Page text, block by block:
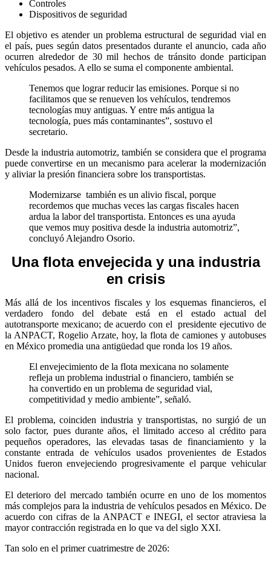
Controles
Dispositivos de seguridad
El objetivo es atender un problema estructural de seguridad vial en
el país, pues según datos presentados durante el anuncio, cada año
ocurren alrededor de 30 mil hechos de tránsito donde participan
vehículos pesados. A ello se suma el componente ambiental.
Tenemos que lograr reducir las emisiones. Porque si no
facilitamos que se renueven los vehículos, tendremos
tecnologías muy antiguas. Y entre más antigua la
tecnología, pues más contaminantes”, sostuvo el
secretario.
Desde la industria automotriz, también se considera que el programa
puede convertirse en un mecanismo para acelerar la modernización
y aliviar la presión financiera sobre los transportistas.
Modernizarse también es un alivio fiscal, porque
recordemos que muchas veces las cargas fiscales hacen
ardua la labor del transportista. Entonces es una ayuda
que vemos muy positiva desde la industria automotriz”,
concluyó Alejandro Osorio.
Una flota envejecida y una industria
en crisis
Más allá de los incentivos fiscales y los esquemas financieros, el
verdadero fondo del debate está en el estado actual del
autotransporte mexicano; de acuerdo con el
presidente ejecutivo de
la ANPACT, Rogelio Arzate, hoy, la flota de camiones y autobuses
en México promedia una antigüedad que ronda los 19 años.
El envejecimiento de la flota mexicana no solamente
refleja un problema industrial o financiero, también se
ha convertido en un problema de seguridad vial,
competitividad y medio ambiente”, señaló.
El problema, coinciden industria y transportistas, no surgió de un
solo factor, pues durante años, el limitado acceso al crédito para
pequeños operadores, las elevadas tasas de financiamiento y la
constante entrada de vehículos usados provenientes de Estados
Unidos fueron envejeciendo progresivamente el parque vehicular
nacional.
El deterioro del mercado también ocurre en uno de los momentos
más complejos para la industria de vehículos pesados en México. De
acuerdo con cifras de la ANPACT e INEGI, el sector atraviesa la
mayor contracción registrada en lo que va del siglo XXI.
Tan solo en el primer cuatrimestre de 2026: